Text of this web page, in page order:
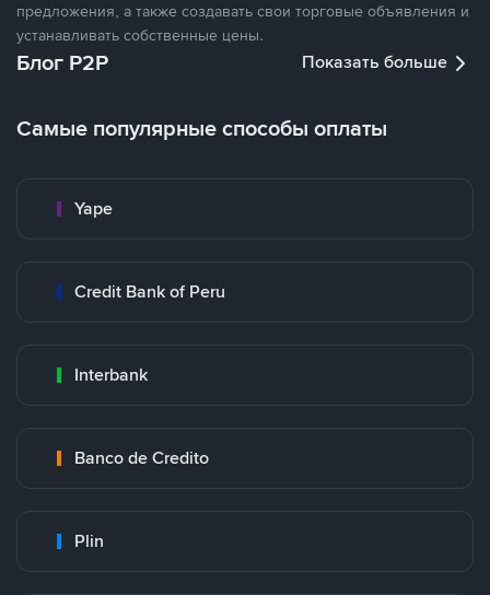
предложения, а также создавать свои торговые объявления и
устанавливать собственные цены.
Блог P2P Показать больше
Самые популярные способы оплаты
Yape
Credit Bank of Peru
Interbank
Banco de Credito
Plin